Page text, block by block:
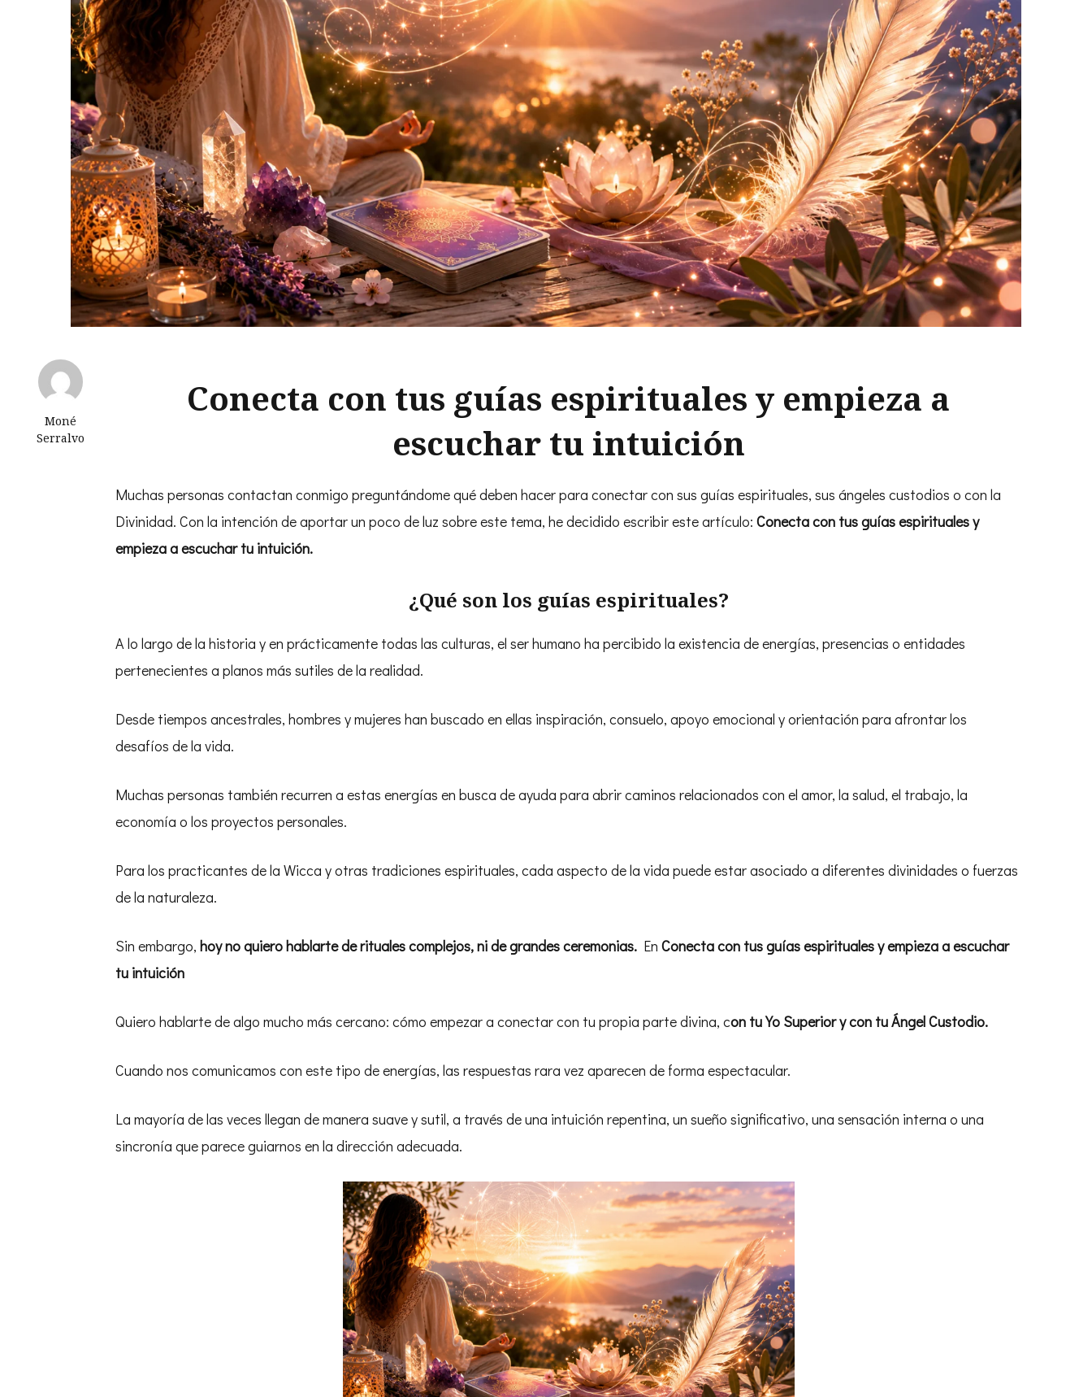
Moné
Serralvo
Conecta con tus guías espirituales y empieza a
escuchar tu intuición
Muchas personas contactan conmigo preguntándome qué deben hacer para conectar con sus guías espirituales, sus ángeles custodios o con la
Divinidad. Con la intención de aportar un poco de luz sobre este tema, he decidido escribir este artículo: Conecta con tus guías espirituales y
empieza a escuchar tu intuición.
¿Qué son los guías espirituales?
A lo largo de la historia y en prácticamente todas las culturas, el ser humano ha percibido la existencia de energías, presencias o entidades
pertenecientes a planos más sutiles de la realidad.
Desde tiempos ancestrales, hombres y mujeres han buscado en ellas inspiración, consuelo, apoyo emocional y orientación para afrontar los
desafíos de la vida.
Muchas personas también recurren a estas energías en busca de ayuda para abrir caminos relacionados con el amor, la salud, el trabajo, la
economía o los proyectos personales.
Para los practicantes de la Wicca y otras tradiciones espirituales, cada aspecto de la vida puede estar asociado a diferentes divinidades o fuerzas
de la naturaleza.
Sin embargo, hoy no quiero hablarte de rituales complejos, ni de grandes ceremonias. En Conecta con tus guías espirituales y empieza a escuchar
tu intuición
Quiero hablarte de algo mucho más cercano: cómo empezar a conectar con tu propia parte divina, con tu Yo Superior y con tu Ángel Custodio.
Cuando nos comunicamos con este tipo de energías, las respuestas rara vez aparecen de forma espectacular.
La mayoría de las veces llegan de manera suave y sutil, a través de una intuición repentina, un sueño significativo, una sensación interna o una
sincronía que parece guiarnos en la dirección adecuada.